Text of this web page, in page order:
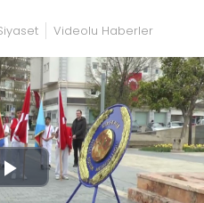
Videolu Haberler
Play